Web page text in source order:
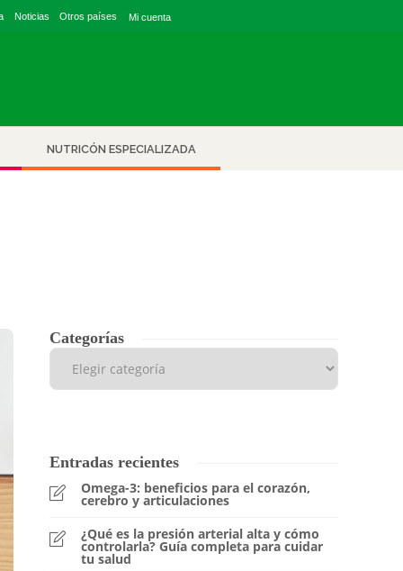
1275
Noticias Otros países Mi cuenta
NUTRICÓN ESPECIALIZADA
Categorías
Entradas recientes
Omega-3: beneficios para el corazón,
cerebro y articulaciones
¿Qué es la presión arterial alta y cómo
controlarla? Guía completa para cuidar
tu salud